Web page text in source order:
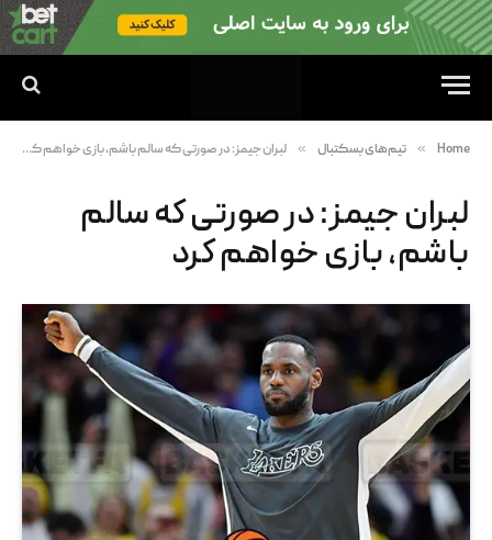
Home
» تیم‌های بسکتبال » لبران جیمز: در صورتی که سالم باشم، بازی خواهم کرد
لبران جیمز: در صورتی که سالم
باشم، بازی خواهم کرد